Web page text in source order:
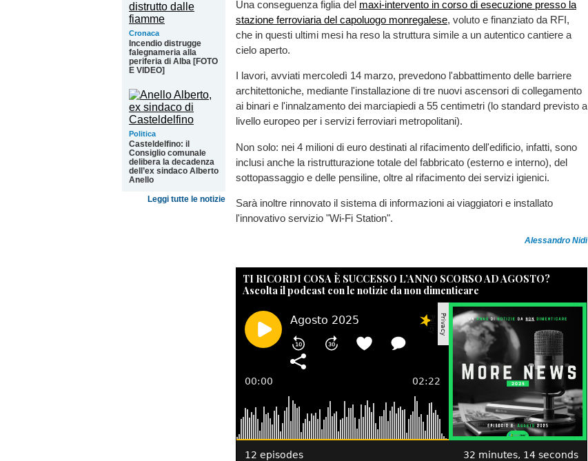
Cronaca
Incendio distrugge
falegnameria alla
periferia di Alba [FOTO
E VIDEO]
Politica
Casteldelfino: il
Consiglio comunale
delibera la decadenza
dell’ex sindaco Alberto
Anello
Leggi tutte le notizie
Una conseguenza figlia del maxi-intervento in corso di esecuzione presso la
stazione ferroviaria del capoluogo monregalese, voluto e finanziato da RFI,
che in questi ultimi mesi ha reso la struttura simile a un autentico cantiere a
cielo aperto.
I lavori, avviati mercoledì 14 marzo, prevedono l'abbattimento delle barriere
architettoniche, mediante l'installazione di tre nuovi ascensori di collegamento
ai binari e l'innalzamento dei marciapiedi a 55 centimetri (lo standard previsto a
livello europeo per i servizi ferroviari metropolitani).
Non solo: nei 4 milioni di euro destinati al rifacimento dell'edificio, infatti, sono
inclusi anche la ristrutturazione totale del fabbricato (esterno e interno), del
sottopassaggio e delle pensiline, oltre al rifacimento dei servizi igienici.
Sarà inoltre rinnovato il sistema di informazioni ai viaggiatori e installato
l'innovativo servizio "Wi-Fi Station".
Alessandro Nidi
TI RICORDI COSA È SUCCESSO L’ANNO SCORSO AD AGOSTO?
Ascolta il podcast con le notizie da non dimenticare